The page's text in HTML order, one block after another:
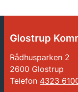
Glostrup
Rådhusparken 2
2600 Glostrup
Telefon 4323